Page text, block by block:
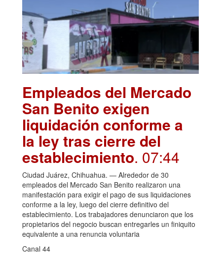
Empleados del Mercado
San Benito exigen
liquidación conforme a
la ley tras cierre del
establecimiento. 07:44
Ciudad Juárez, Chihuahua. — Alrededor de 30
empleados del Mercado San Benito realizaron una
manifestación para exigir el pago de sus liquidaciones
conforme a la ley, luego del cierre definitivo del
establecimiento. Los trabajadores denunciaron que los
propietarios del negocio buscan entregarles un finiquito
equivalente a una renuncia voluntaria
Canal 44